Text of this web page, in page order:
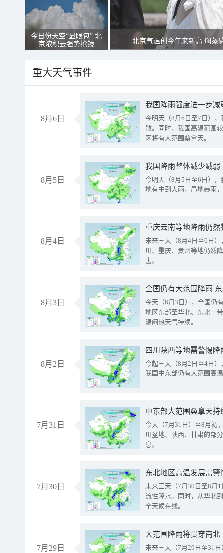
今日份天空“显眼包” 北
京浓积云强势抢镜
北京气温创今年来新高 焖蒸
重大天气事件
8月6日
今明天（8月6日至7日）
散。同时，我国高温范围
区将有大范围桑拿天。
8月5日
我国降雨整体减少减弱
今明天（8月5日至6日）
地有中到大雨，局地暴雨
8月4日
重庆云南等地降雨仍然
未来三天（8月4日至6日
川、重庆、贵州等地仍然
害。
8月3日
全国仍有大范围降雨
今天（8月3日），全国仍
地区东部至华北、东北一
温闷热天气持续。
8月2日
今起三天（8月2日至4日
我国中东部仍有大范围高
7月31日
中东部大范围桑拿天
今天（7月31日）至8月初
川盆地、陕西、甘肃的部
息。
7月30日
东北地区高温发展需
未来三天（7月30日至8月
流性降水。同时，从华北
全天候在线。
7月29日
大范围降雨将贯穿南
未来三天（7月29日至31